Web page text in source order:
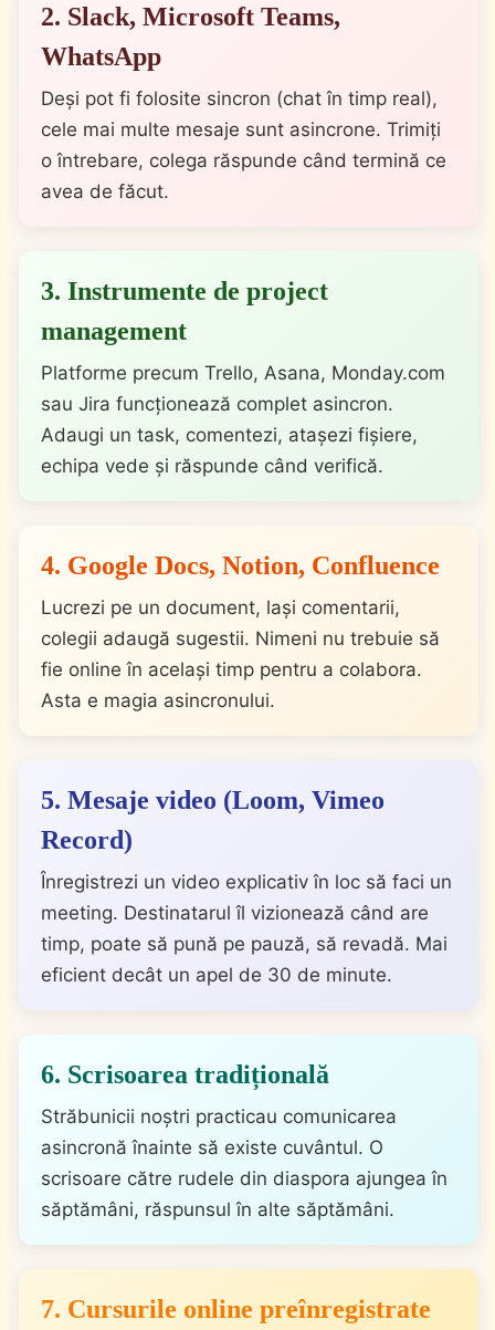
2. Slack, Microsoft Teams,
WhatsApp
Deși pot fi folosite sincron (chat în timp real),
cele mai multe mesaje sunt asincrone. Trimiți
o întrebare, colega răspunde când termină ce
avea de făcut.
3. Instrumente de project
management
Platforme precum Trello, Asana, Monday.com
sau Jira funcționează complet asincron.
Adaugi un task, comentezi, atașezi fișiere,
echipa vede și răspunde când verifică.
4. Google Docs, Notion, Confluence
Lucrezi pe un document, lași comentarii,
colegii adaugă sugestii. Nimeni nu trebuie să
fie online în același timp pentru a colabora.
Asta e magia asincronului.
5. Mesaje video (Loom, Vimeo
Record)
Înregistrezi un video explicativ în loc să faci un
meeting. Destinatarul îl vizionează când are
timp, poate să pună pe pauză, să revadă. Mai
eficient decât un apel de 30 de minute.
6. Scrisoarea tradițională
Străbunicii noștri practicau comunicarea
asincronă înainte să existe cuvântul. O
scrisoare către rudele din diaspora ajungea în
săptămâni, răspunsul în alte săptămâni.
7. Cursurile online preînregistrate